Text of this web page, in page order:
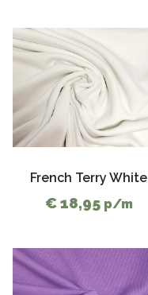
French Terry White
€ 18,95 p/m